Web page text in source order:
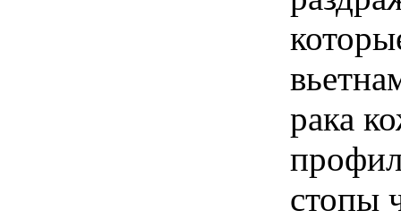
рака
стопы